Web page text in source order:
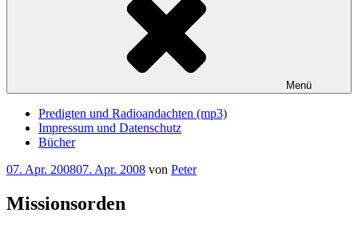
Menü
Predigten und Radioandachten (mp3)
Impressum und Datenschutz
Bücher
Veröffentlicht
07. Apr. 200807. Apr. 2008 von Peter
Missionsorden